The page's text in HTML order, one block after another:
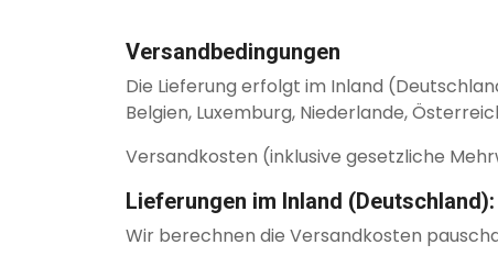
Versandbedingungen
Die Lieferung erfolgt im Inland
Belgien, Luxemburg, Niederlande,
Versandkosten (inklusive gesetzliche
Lieferungen im Inland (Deutschland):
Wir berechnen die Versandkosten